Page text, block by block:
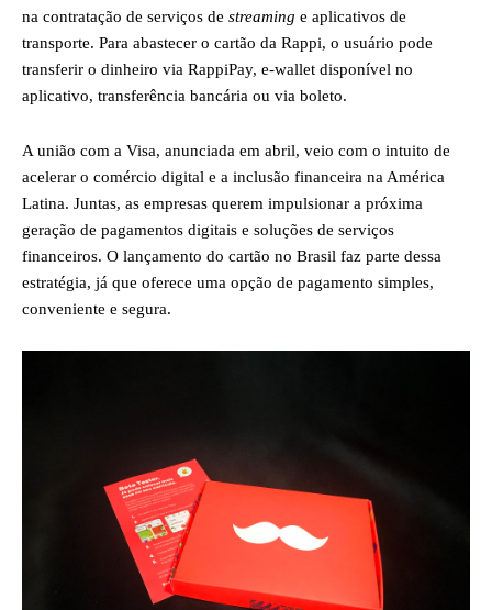
na contratação de serviços de streaming e aplicativos de
transporte. Para abastecer o cartão da Rappi, o usuário pode
transferir o dinheiro via RappiPay, e-wallet disponível no
aplicativo, transferência bancária ou via boleto.
A união com a Visa, anunciada em abril, veio com o intuito de
acelerar o comércio digital e a inclusão financeira na América
Latina. Juntas, as empresas querem impulsionar a próxima
geração de pagamentos digitais e soluções de serviços
financeiros. O lançamento do cartão no Brasil faz parte dessa
estratégia, já que oferece uma opção de pagamento simples,
conveniente e segura.